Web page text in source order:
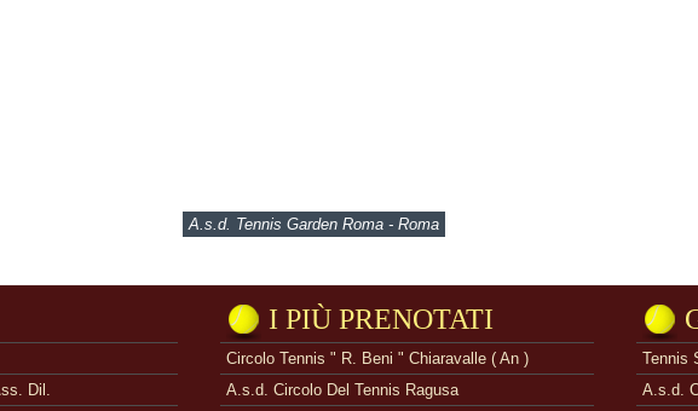
A.s.d. Tennis Garden Roma - Roma
Dil.
I PIÙ PRENOTATI
Circolo Tennis " R. Beni " Chiaravalle ( An )
A.s.d. Circolo Del Tennis Ragusa
Tennis
A.s.d.